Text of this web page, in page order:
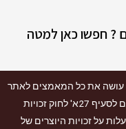
? חפשו כאן למטה
עושה את כל המאמצים לאתר
זכויות על תמונות וסרטונים. אולם, בהתאם לסעיף 27א' לחוק זכויות
על זכויות היוצרים של